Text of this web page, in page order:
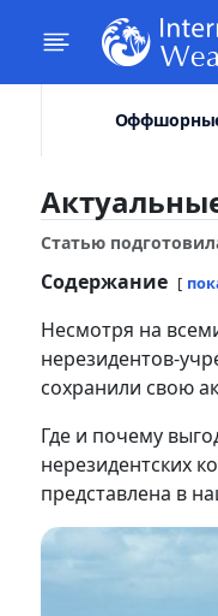
Статью
Содержание
Несмотря на
нерезидентов-
сохранили свою
Где и почему
нерезидентских
представлена в